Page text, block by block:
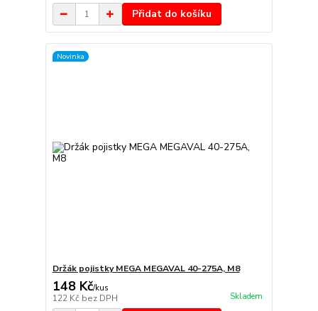
Přidat do košíku
Novinka
Držák pojistky MEGA MEGAVAL 40-275A, M8
148 Kč/kus
122 Kč bez DPH Skladem